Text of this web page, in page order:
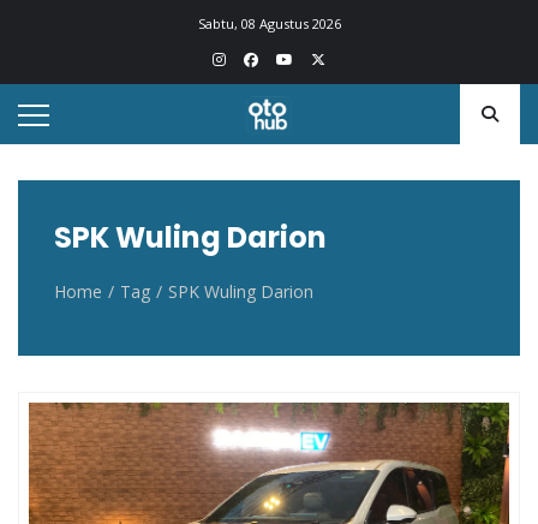
Sabtu, 08 Agustus 2026
Otohub.co
Portal berita otomotif Indonesia terkini
SPK Wuling Darion
Home Tag SPK Wuling Darion